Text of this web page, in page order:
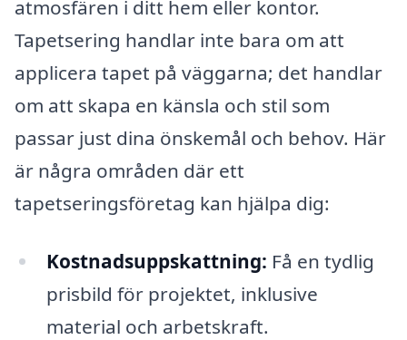
atmosfären i ditt hem eller kontor.
Tapetsering handlar inte bara om att
applicera tapet på väggarna; det handlar
om att skapa en känsla och stil som
passar just dina önskemål och behov. Här
är några områden där ett
tapetseringsföretag kan hjälpa dig:
Kostnadsuppskattning: Få en tydlig
prisbild för projektet, inklusive
material och arbetskraft.